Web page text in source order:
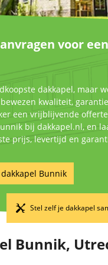
voor
dakkapel, maar
kwaliteit,
een vrijblijvende
bij dakkapel.nl, en
prijs, levertijd en
Bunnik
Stel zelf je dakkapel
Bunnik,